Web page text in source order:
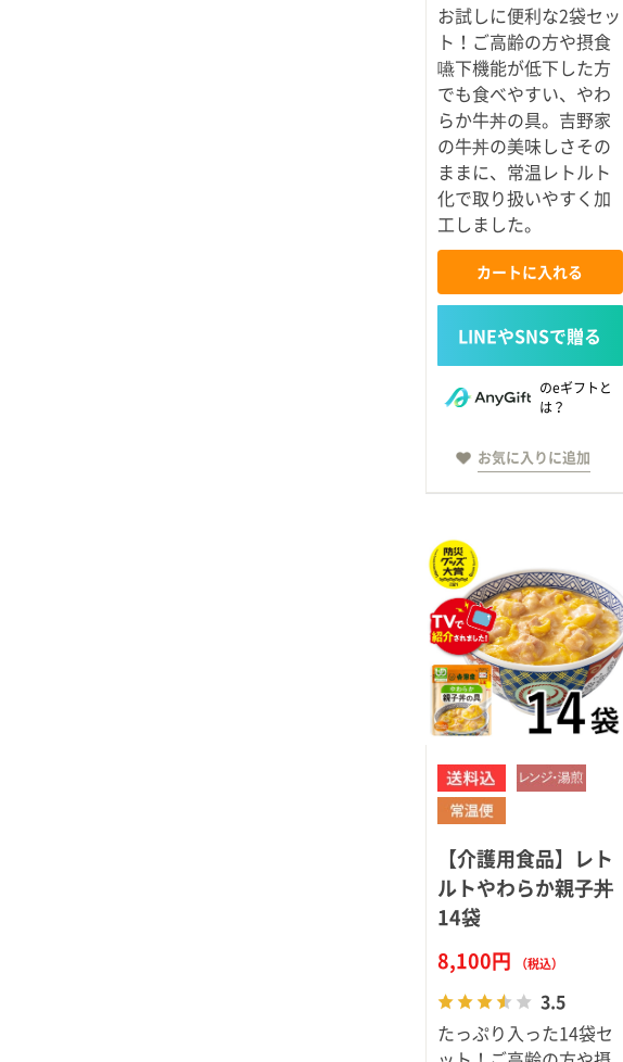
お試しに便利な2袋セッ
ト！ご高齢の方や摂食
嚥下機能が低下した方
でも食べやすい、やわ
らか牛丼の具。吉野家
の牛丼の美味しさその
ままに、常温レトルト
化で取り扱いやすく加
工しました。
カートに入れる
のeギフトと
は？
お気に入りに追加
【介護用食品】レト
ルトやわらか親子丼
14袋
8,100円
（税込）
3.5
たっぷり入った14袋セ